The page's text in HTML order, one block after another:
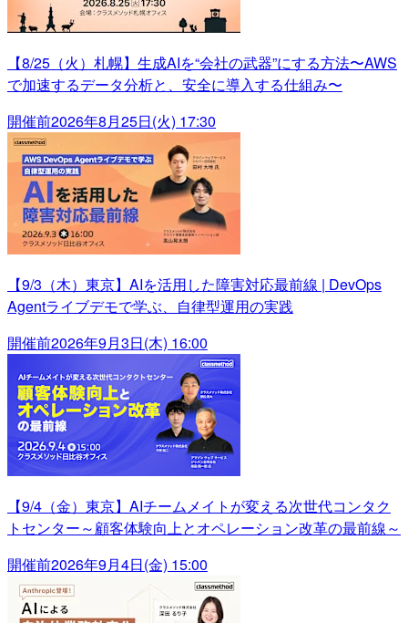
【8/25（火）札幌】生成AIを“会社の武器”にする方法〜AWS
で加速するデータ分析と、安全に導入する仕組み〜
開催前2026年8月25日(火) 17:30
【9/3（木）東京】AIを活用した障害対応最前線 | DevOps
Agentライブデモで学ぶ、自律型運用の実践
開催前2026年9月3日(木) 16:00
【9/4（金）東京】AIチームメイトが変える次世代コンタク
トセンター～顧客体験向上とオペレーション改革の最前線～
開催前2026年9月4日(金) 15:00